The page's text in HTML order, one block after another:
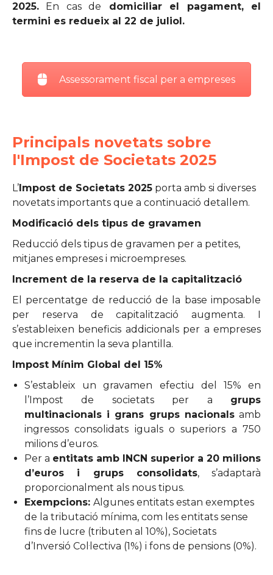
2025. En cas de domiciliar el pagament, el
termini es redueix al 22 de juliol.
Assessorament fiscal per a empreses
Principals novetats sobre
l'Impost de Societats 2025
L’Impost de Societats 2025 porta amb si diverses
novetats importants que a continuació detallem.
Modificació dels tipus de gravamen
Reducció dels tipus de gravamen per a petites,
mitjanes empreses i microempreses.
Increment de la reserva de la capitalització
El percentatge de reducció de la base imposable
per reserva de capitalització augmenta. I
s’estableixen beneficis addicionals per a empreses
que incrementin la seva plantilla.
Impost Mínim Global del 15%
S’estableix un gravamen efectiu del 15% en
l’Impost de societats per a grups
multinacionals i grans grups nacionalsamb
ingressos consolidats iguals o superiors a 750
milions d’euros.
Per a entitats amb INCN superior a 20 milions
d’euros i grups consolidats, s’adaptarà
proporcionalment als nous tipus.
Exempcions: Algunes entitats estan exemptes
de la tributació mínima, com les entitats sense
fins de lucre (tributen al 10%), Societats
d’Inversió Col·lectiva (1%) i fons de pensions (0%).